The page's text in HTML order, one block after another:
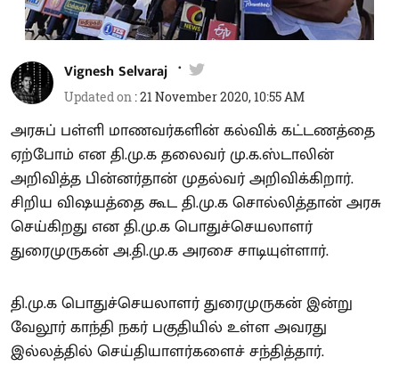
Vignesh Selvaraj
Updated on :21 November 2020, 10:55 AM
அரசுப் பள்ளி மாணவர்களின் கல்விக் கட்டணத்தை
ஏற்போம் என தி.மு.க தலைவர் மு.க.ஸ்டாலின்
அறிவித்த பின்னர்தான் முதல்வர் அறிவிக்கிறார்.
சிறிய விஷயத்தை கூட தி.மு.க சொல்லித்தான் அரசு
செய்கிறது என தி.மு.க பொதுச்செயலாளர்
துரைமுருகன் அ.தி.மு.க அரசை சாடியுள்ளார்.
தி.மு.க பொதுச்செயலாளர் துரைமுருகன் இன்று
வேலூர் காந்தி நகர் பகுதியில் உள்ள அவரது
இல்லத்தில் செய்தியாளர்களைச் சந்தித்தார்.